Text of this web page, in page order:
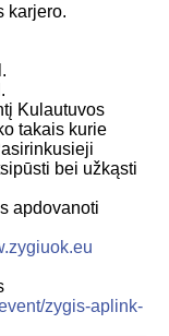
karjero.
Kulautuvos
takais kurie
bei užkąsti
apdovanoti
zygis-aplink-